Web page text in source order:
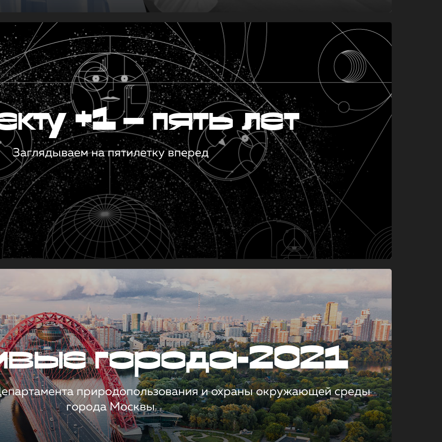
+1 — пять лет
Заглядываем на пятилетку вперед
города-2021
природопользования и охраны окружающей среды
города Москвы